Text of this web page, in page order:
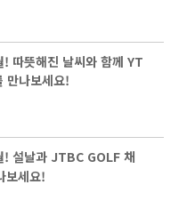
따뜻해진 날씨와 함께 YT
만나보세요!
설날과 JTBC GOLF 채
보세요!